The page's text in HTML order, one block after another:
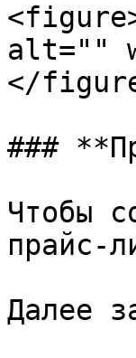
alt=""
</
###
Чтобы
прайс-
Далее